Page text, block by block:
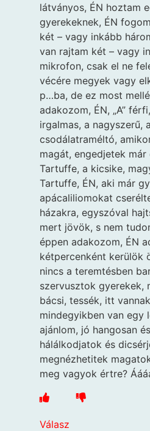
látványos, ÉN hoztam
gyerekeknek, ÉN
két – vagy inkább
van rajtam két – vagy
mikrofon, csak el ne
vécére megyek vagy
p…ba, de ez most
adakozom, ÉN, „A”
irgalmas, a nagyszerű,
csodálatraméltó,
magát, engedjetek
Tartuffe, a kicsike,
Tartuffe, ÉN, aki már
apácaliliomokat
házakra, egyszóval
mert jövök, s nem
éppen adakozom, ÉN
kétpercenként kerülök
nincs a teremtésben
szervusztok gyerekek,
bácsi, tessék, itt
mindegyikben van egy
ajánlom, jó hangosan
hálálkodjatok és
megnézhetitek
meg vagyok értre?
Válasz